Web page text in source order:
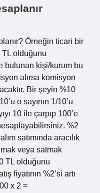
Örneğin ticari bir
TL olduğunu
bulunan kişi/kurum bu
alırsa komisyon
Bir şeyin %10
o sayının 1/10’u
10 ile çarpıp 100’e
%2
satımında aracılık
veya satmak
TL olduğunu
fiyatının %2’si artı
x 2 =